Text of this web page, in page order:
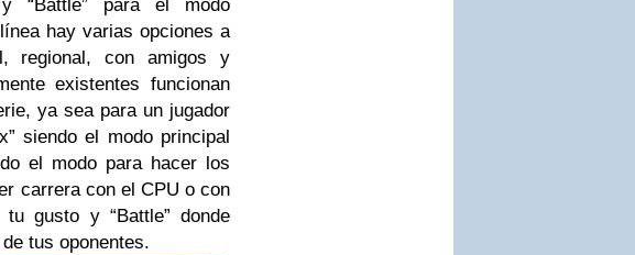
y “Battle” para el modo
hay varias opciones a
regional, con amigos y
existentes funcionan
ya sea para un jugador
siendo el modo principal
el modo para hacer los
carrera con el CPU o con
gusto y “Battle” donde
tus oponentes.